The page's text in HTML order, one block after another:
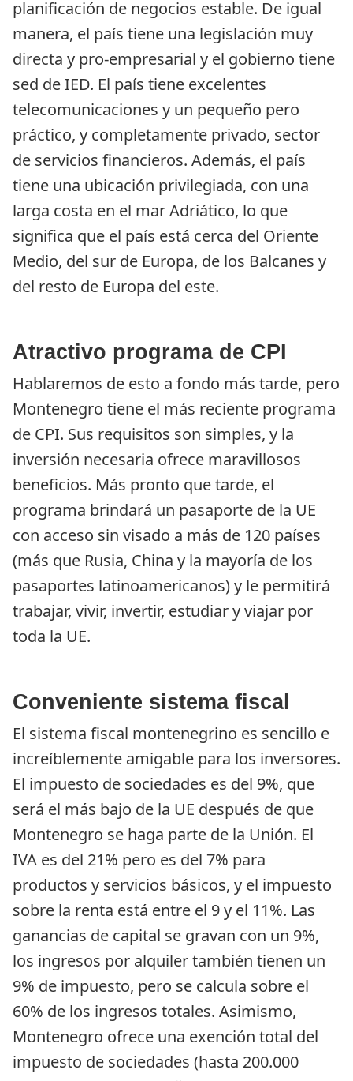
planificación de negocios estable. De igual
manera, el país tiene una legislación muy
directa y pro-empresarial y el gobierno tiene
sed de IED. El país tiene excelentes
telecomunicaciones y un pequeño pero
práctico, y completamente privado, sector
de servicios financieros. Además, el país
tiene una ubicación privilegiada, con una
larga costa en el mar Adriático, lo que
significa que el país está cerca del Oriente
Medio, del sur de Europa, de los Balcanes y
del resto de Europa del este.
Atractivo programa de CPI
Hablaremos de esto a fondo más tarde, pero
Montenegro tiene el más reciente programa
de CPI. Sus requisitos son simples, y la
inversión necesaria ofrece maravillosos
beneficios. Más pronto que tarde, el
programa brindará un pasaporte de la UE
con acceso sin visado a más de 120 países
(más que Rusia, China y la mayoría de los
pasaportes latinoamericanos) y le permitirá
trabajar, vivir, invertir, estudiar y viajar por
toda la UE.
Conveniente sistema fiscal
El sistema fiscal montenegrino es sencillo e
increíblemente amigable para los inversores.
El impuesto de sociedades es del 9%, que
será el más bajo de la UE después de que
Montenegro se haga parte de la Unión. El
IVA es del 21% pero es del 7% para
productos y servicios básicos, y el impuesto
sobre la renta está entre el 9 y el 11%. Las
ganancias de capital se gravan con un 9%,
los ingresos por alquiler también tienen un
9% de impuesto, pero se calcula sobre el
60% de los ingresos totales. Asimismo,
Montenegro ofrece una exención total del
impuesto de sociedades (hasta 200.000